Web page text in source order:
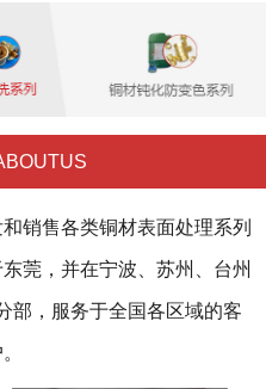
销售各类铜材表面处理系列
莞，并在宁波、苏州、台州
部，服务于全国各区域的客